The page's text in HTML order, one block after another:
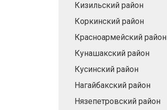
Кизильский район
Коркинский район
Красноармейский район
Кунашакский район
Кусинский район
Нагайбакский район
Нязепетровский район